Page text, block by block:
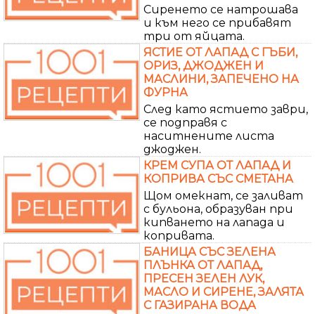
Сиренето се натрошава
и към него се прибавят
три от яйцата.
ЯСТИЕ ОТ ЛАПАД С ГЪБИ,
ОРИЗ, ДЖОДЖЕН И
МАСЛИНИ, ЗАПЕЧЕНО НА
ФУРНА
След като ястието заври,
се подправя с
наситнените листа
джоджен.
КРЕМ СУПА ОТ ЛАПАД И
КОПРИВА СЪС СМЕТАНА
Щом омекнат, се заливат
с бульона, образуван при
кипването на лапада и
копривата.
БАНИЦА СЪС ЗЕЛЕНА
ПЛЪНКА ОТ ЛАПАД,
ПРЕСЕН ЗЕЛЕН ЛУК,
МАСЛО И СИРЕНЕ, ЗАЛЯТА
С ГАЗИРАНА ВОДА